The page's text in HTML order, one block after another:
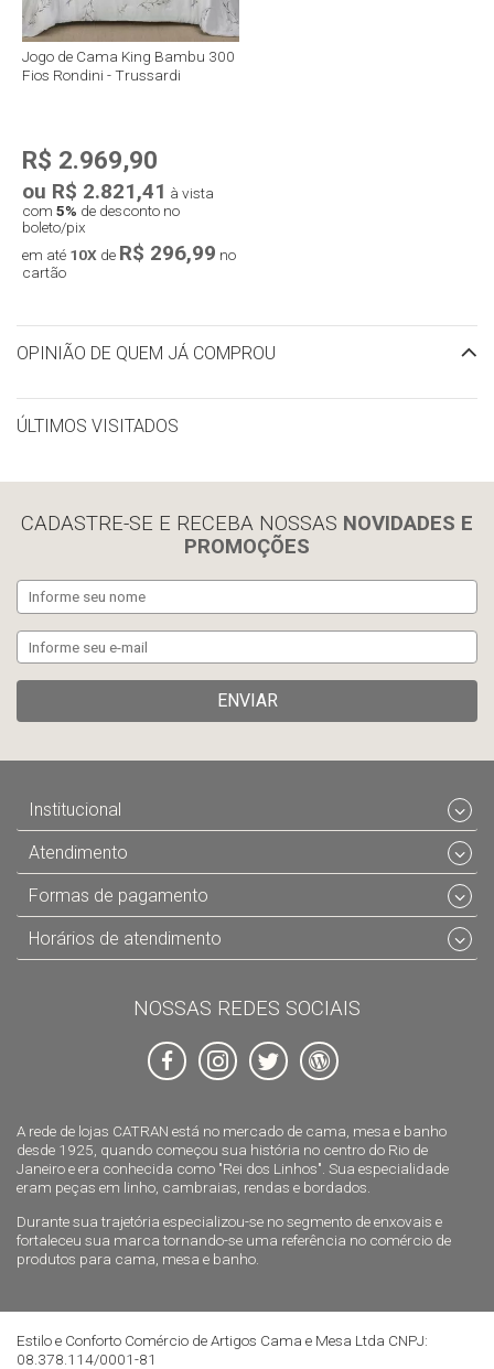
Jogo de Cama King Bambu 300
Fios Rondini - Trussardi
R$ 2.969,90
ou R$ 2.821,41 à vista
com 5% de desconto no
boleto/pix
em até 10X de R$ 296,99 no
cartão
OPINIÃO DE QUEM JÁ COMPROU
ÚLTIMOS VISITADOS
CADASTRE-SE E RECEBA NOSSAS NOVIDADES E
PROMOÇÕES
ENVIAR
A rede de lojas CATRAN está no mercado de cama, mesa e banho
desde 1925, quando começou sua história no centro do Rio de
Janeiro e era conhecida como "Rei dos Linhos". Sua especialidade
eram peças em linho, cambraias, rendas e bordados.
Durante sua trajetória especializou-se no segmento de enxovais e
fortaleceu sua marca tornando-se uma referência no comércio de
produtos para cama, mesa e banho.
Institucional
Atendimento
Formas de pagamento
Horários de atendimento
NOSSAS REDES SOCIAIS
Estilo e Conforto Comércio de Artigos Cama e Mesa Ltda CNPJ:
08.378.114/0001-81